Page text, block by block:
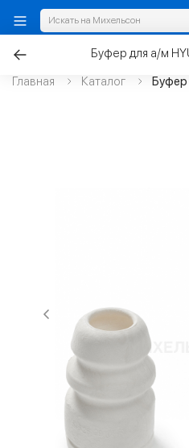
Главная Каталог Буфер